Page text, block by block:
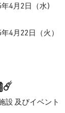
4月2日（水)
4月22日（火）
☄️
設 及びイベント